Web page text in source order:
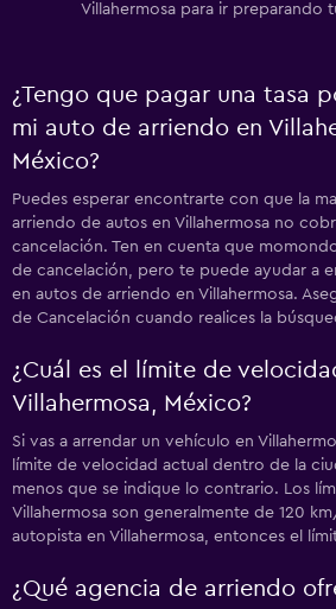
Villahermosa para ir preparando
¿Tengo que pagar una tasa
mi auto de arriendo en
México?
Puedes esperar encontrarte con que la
arriendo de autos en Villahermosa no
cancelación. Ten en cuenta que
de cancelación, pero te puede ayudar a
en autos de arriendo en Villahermosa.
de Cancelación cuando realices la
¿Cuál es el límite de
Villahermosa, México?
Si vas a arrendar un vehículo en
límite de velocidad actual dentro de la
menos que se indique lo contrario. Los
Villahermosa son generalmente de 120
autopista en Villahermosa, entonces el
¿Qué agencia de arriendo